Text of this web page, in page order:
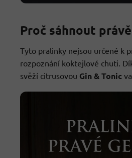
Proč sáhnout
Tyto pralinky nejsou určené k
rozpoznání koktejlové chuti.
svěží citrusovou Gin & Tonic